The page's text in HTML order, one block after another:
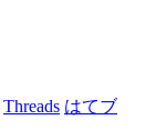
Threads はてブ